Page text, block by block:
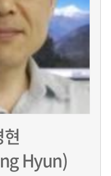
Hyun)